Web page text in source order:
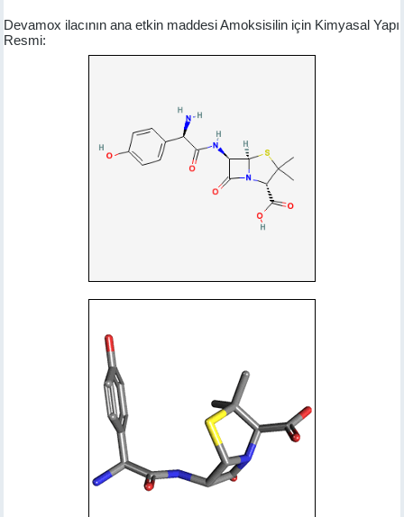
Devamox ilacının ana etkin maddesi Amoksisilin için Kimyasal Yapı
Resmi: